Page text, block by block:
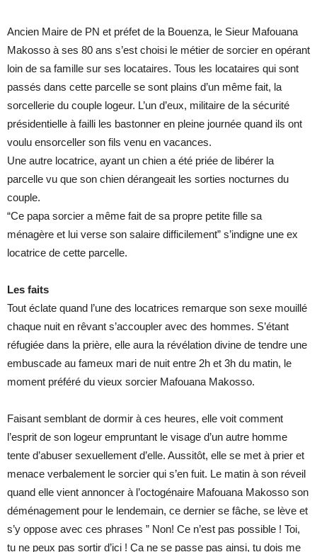
Ancien Maire de PN et préfet de la Bouenza, le Sieur Mafouana
Makosso à ses 80 ans s’est choisi le métier de sorcier en opérant
loin de sa famille sur ses locataires. Tous les locataires qui sont
passés dans cette parcelle se sont plains d’un même fait, la
sorcellerie du couple logeur. L’un d’eux, militaire de la sécurité
présidentielle à failli les bastonner en pleine journée quand ils ont
voulu ensorceller son fils venu en vacances.
Une autre locatrice, ayant un chien a été priée de libérer la
parcelle vu que son chien dérangeait les sorties nocturnes du
couple.
“Ce papa sorcier a même fait de sa propre petite fille sa
ménagère et lui verse son salaire difficilement” s’indigne une ex
locatrice de cette parcelle.
Les faits
Tout éclate quand l’une des locatrices remarque son sexe mouillé
chaque nuit en rêvant s’accoupler avec des hommes. S’étant
réfugiée dans la prière, elle aura la révélation divine de tendre une
embuscade au fameux mari de nuit entre 2h et 3h du matin, le
moment préféré du vieux sorcier Mafouana Makosso.
Faisant semblant de dormir à ces heures, elle voit comment
l’esprit de son logeur empruntant le visage d’un autre homme
tente d’abuser sexuellement d’elle. Aussitôt, elle se met à prier et
menace verbalement le sorcier qui s’en fuit. Le matin à son réveil
quand elle vient annoncer à l’octogénaire Mafouana Makosso son
déménagement pour le lendemain, ce dernier se fâche, se lève et
s’y oppose avec ces phrases ” Non! Ce n’est pas possible ! Toi,
tu ne peux pas sortir d’ici ! Ça ne se passe pas ainsi, tu dois me